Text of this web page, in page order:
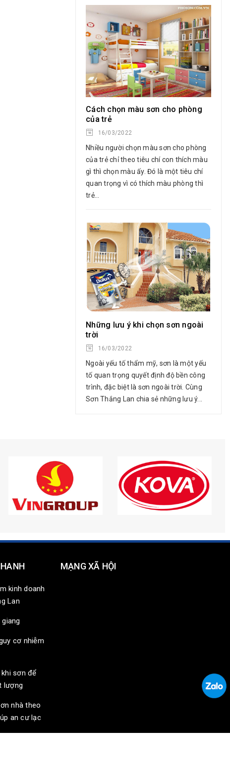
Cách chọn màu sơn cho phòng
của trẻ
16/03/2022
Nhiều người chọn màu sơn cho phòng
của trẻ chỉ theo tiêu chí con thích màu
gì thì chọn màu ấy. Đó là một tiêu chí
quan trọng vì có thích màu phòng thì
trẻ...
Những lưu ý khi chọn sơn ngoài
trời
16/03/2022
Ngoài yếu tố thẩm mỹ, sơn là một yếu
tố quan trọng quyết định độ bền công
trình, đặc biệt là sơn ngoài trời. Cùng
Sơn Thắng Lan chia sẻ những lưu ý...
kinh doanh
Lan
cơ nhiễm
sơn để
lượng
nhà theo
an cư lạc
MẠNG XÃ HỘI